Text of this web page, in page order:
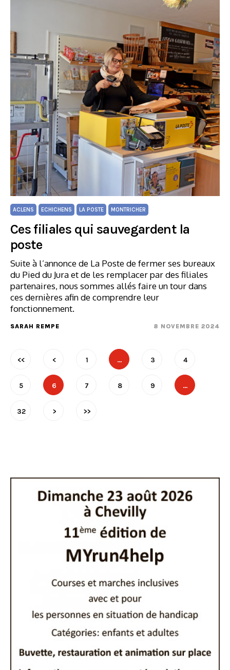
ACLENS ECHICHENS LA POSTE MONTRICHER
Ces filiales qui sauvegardent la
poste
Suite à l’annonce de La Poste de fermer ses bureaux
du Pied du Jura et de les remplacer par des filiales
partenaires, nous sommes allés faire un tour dans
ces dernières afin de comprendre leur
fonctionnement.
SARAH REMPE 8 NOVEMBRE 2024
<< < 1 … 3 4
5 6 7 8 9 …
32 > >>